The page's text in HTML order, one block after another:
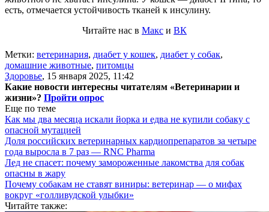
есть, отмечается устойчивость тканей к инсулину.
Читайте нас в Макс и ВК
Метки: ветеринария, диабет у кошек, диабет у собак,
домашние животные, питомцы
Здоровье, 15 января 2025, 11:42
Какие новости интересны читателям «Ветеринарии и
жизни»? Пройти опрос
Еще по теме
Как мы два месяца искали йорка и едва не купили собаку с
опасной мутацией
Доля российских ветеринарных кардиопрепаратов за четыре
года выросла в 7 раз — RNC Pharma
Лед не спасет: почему замороженные лакомства для собак
опасны в жару
Почему собакам не ставят виниры: ветеринар — о мифах
вокруг «голливудской улыбки»
Читайте также: